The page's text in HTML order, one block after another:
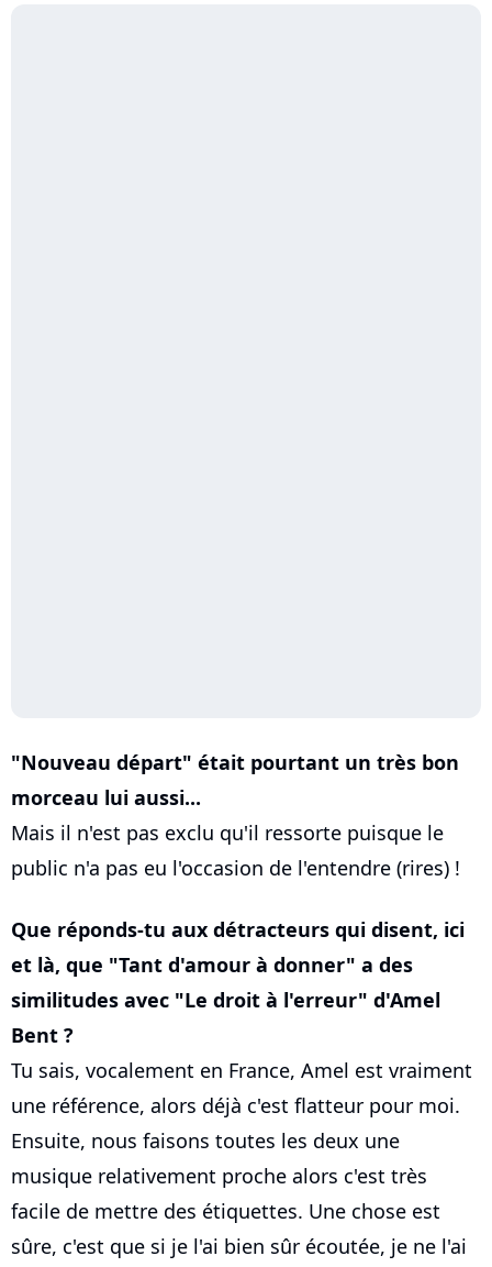
"Nouveau départ" était pourtant un très bon
morceau lui aussi...
Mais il n'est pas exclu qu'il ressorte puisque le
public n'a pas eu l'occasion de l'entendre (rires) !
Que réponds-tu aux détracteurs qui disent, ici
et là, que "Tant d'amour à donner" a des
similitudes avec "Le droit à l'erreur" d'Amel
Bent ?
Tu sais, vocalement en France, Amel est vraiment
une référence, alors déjà c'est flatteur pour moi.
Ensuite, nous faisons toutes les deux une
musique relativement proche alors c'est très
facile de mettre des étiquettes. Une chose est
sûre, c'est que si je l'ai bien sûr écoutée, je ne l'ai